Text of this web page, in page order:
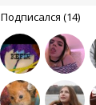
Подписался (14)